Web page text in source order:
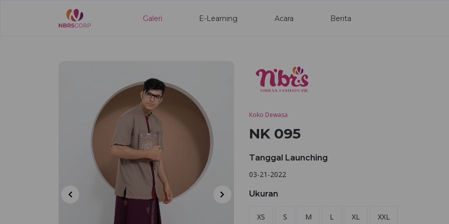
Galeri E-Learning Acara Berita
Koko Dewasa
NK 095
Tanggal Launching
03-21-2022
Ukuran
XS S M L XL XXL